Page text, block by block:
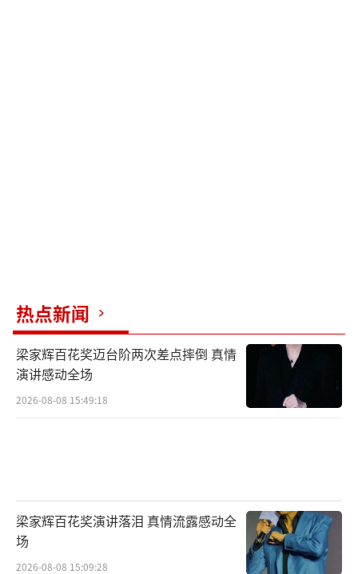
伴侣塞尔吉奥在1985年因艾滋病去世，这让他
一度封闭自我，甚至考虑退休。最终，他决定
坚持下去，继续实现塞尔吉奥的期望。
如今，乔治·阿玛尼已经离世，但他留下
加理性的态度去看待，同时也不应忽视国内的
重要历史事件和文化传承。
热点新闻
梁家辉百花奖迈台阶两次差点摔倒 真情
演讲感动全场
2026-08-08 15:49:18
梁家辉百花奖演讲落泪 真情流露感动全
场
2026-08-08 15:09:28